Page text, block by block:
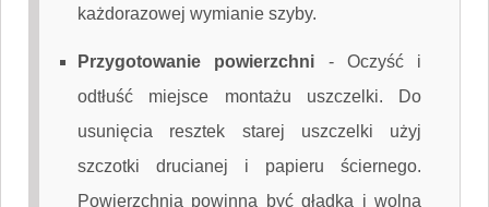
każdorazowej wymianie szyby.
Przygotowanie powierzchni - Oczyść i
odtłuść miejsce montażu uszczelki. Do
usunięcia resztek starej uszczelki użyj
szczotki drucianej i papieru ściernego.
Powierzchnia powinna być gładka i wolna